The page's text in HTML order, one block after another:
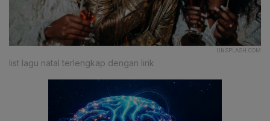
UNSPLASH.COM
list lagu natal terlengkap dengan lirik